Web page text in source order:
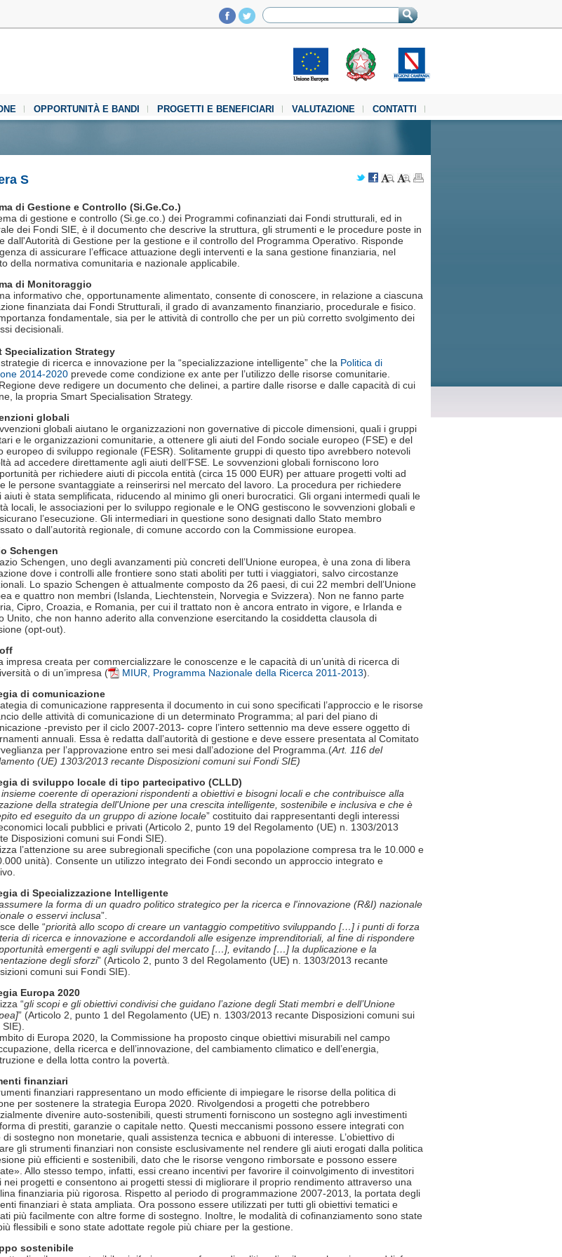
OPPORTUNITÀ E BANDI PROGETTI E BENEFICIARI VALUTAZIONE
CONTATTI
S
di Gestione e Controllo (Si.Ge.Co.)
di gestione e controllo (Si.ge.co.) dei Programmi cofinanziati dai Fondi strutturali, ed in
dei Fondi SIE, è il documento che descrive la struttura, gli strumenti e le procedure poste in
dall'Autorità di Gestione per la gestione e il controllo del Programma Operativo. Risponde
di assicurare l’efficace attuazione degli interventi e la sana gestione finanziaria, nel
della normativa comunitaria e nazionale applicabile.
di Monitoraggio
informativo che, opportunamente alimentato, consente di conoscere, in relazione a ciascuna
finanziata dai Fondi Strutturali, il grado di avanzamento finanziario, procedurale e fisico.
fondamentale, sia per le attività di controllo che per un più corretto svolgimento dei
decisionali.
Specialization Strategy
di ricerca e innovazione per la “specializzazione intelligente” che la Politica di
2014-2020 prevede come condizione ex ante per l’utilizzo delle risorse comunitarie.
deve redigere un documento che delinei, a partire dalle risorse e dalle capacità di cui
la propria Smart Specialisation Strategy.
globali
globali aiutano le organizzazioni non governative di piccole dimensioni, quali i gruppi
e le organizzazioni comunitarie, a ottenere gli aiuti del Fondo sociale europeo (FSE) e del
europeo di sviluppo regionale (FESR). Solitamente gruppi di questo tipo avrebbero notevoli
ad accedere direttamente agli aiuti dell’FSE. Le sovvenzioni globali forniscono loro
per richiedere aiuti di piccola entità (circa 15 000 EUR) per attuare progetti volti ad
le persone svantaggiate a reinserirsi nel mercato del lavoro. La procedura per richiedere
aiuti è stata semplificata, riducendo al minimo gli oneri burocratici. Gli organi intermedi quali le
locali, le associazioni per lo sviluppo regionale e le ONG gestiscono le sovvenzioni globali e
l’esecuzione. Gli intermediari in questione sono designati dallo Stato membro
o dall’autorità regionale, di comune accordo con la Commissione europea.
Schengen
Schengen, uno degli avanzamenti più concreti dell’Unione europea, è una zona di libera
dove i controlli alle frontiere sono stati aboliti per tutti i viaggiatori, salvo circostanze
Lo spazio Schengen è attualmente composto da 26 paesi, di cui 22 membri dell’Unione
e quattro non membri (Islanda, Liechtenstein, Norvegia e Svizzera). Non ne fanno parte
Cipro, Croazia, e Romania, per cui il trattato non è ancora entrato in vigore, e Irlanda e
Unito, che non hanno aderito alla convenzione esercitando la cosiddetta clausola di
(opt-out).
impresa creata per commercializzare le conoscenze e le capacità di un’unità di ricerca di
o di un’impresa (
MIUR, Programma Nazionale della Ricerca 2011-2013).
di comunicazione
di comunicazione rappresenta il documento in cui sono specificati l’approccio e le risorse
delle attività di comunicazione di un determinato Programma; al pari del piano di
-previsto per il ciclo 2007-2013- copre l’intero settennio ma deve essere oggetto di
annuali. Essa è redatta dall’autorità di gestione e deve essere presentata al Comitato
per l’approvazione entro sei mesi dall’adozione del Programma.(Art. 116 del
(UE) 1303/2013 recante Disposizioni comuni sui Fondi SIE)
di sviluppo locale di tipo partecipativo (CLLD)
coerente di operazioni rispondenti a obiettivi e bisogni locali e che contribuisce alla
della strategia dell'Unione per una crescita intelligente, sostenibile e inclusiva e che è
ed eseguito da un gruppo di azione locale” costituito dai rappresentanti degli interessi
locali pubblici e privati (Articolo 2, punto 19 del Regolamento (UE) n. 1303/2013
Disposizioni comuni sui Fondi SIE).
l’attenzione su aree subregionali specifiche (con una popolazione compresa tra le 10.000 e
unità). Consente un utilizzo integrato dei Fondi secondo un approccio integrato e
di Specializzazione Intelligente
la forma di un quadro politico strategico per la ricerca e l'innovazione (R&I) nazionale
o esservi inclusa”.
delle “priorità allo scopo di creare un vantaggio competitivo sviluppando […] i punti di forza
di ricerca e innovazione e accordandoli alle esigenze imprenditoriali, al fine di rispondere
emergenti e agli sviluppi del mercato […], evitando […] la duplicazione e la
degli sforzi” (Articolo 2, punto 3 del Regolamento (UE) n. 1303/2013 recante
comuni sui Fondi SIE).
Europa 2020
“gli scopi e gli obiettivi condivisi che guidano l’azione degli Stati membri e dell’Unione
” (Articolo 2, punto 1 del Regolamento (UE) n. 1303/2013 recante Disposizioni comuni sui
di Europa 2020, la Commissione ha proposto cinque obiettivi misurabili nel campo
della ricerca e dell’innovazione, del cambiamento climatico e dell’energia,
e della lotta contro la povertà.
finanziari
finanziari rappresentano un modo efficiente di impiegare le risorse della politica di
per sostenere la strategia Europa 2020. Rivolgendosi a progetti che potrebbero
divenire auto-sostenibili, questi strumenti forniscono un sostegno agli investimenti
di prestiti, garanzie o capitale netto. Questi meccanismi possono essere integrati con
di sostegno non monetarie, quali assistenza tecnica e abbuoni di interesse. L’obiettivo di
gli strumenti finanziari non consiste esclusivamente nel rendere gli aiuti erogati dalla politica
più efficienti e sostenibili, dato che le risorse vengono rimborsate e possono essere
Allo stesso tempo, infatti, essi creano incentivi per favorire il coinvolgimento di investitori
nei progetti e consentono ai progetti stessi di migliorare il proprio rendimento attraverso una
finanziaria più rigorosa. Rispetto al periodo di programmazione 2007-2013, la portata degli
finanziari è stata ampliata. Ora possono essere utilizzati per tutti gli obiettivi tematici e
più facilmente con altre forme di sostegno. Inoltre, le modalità di cofinanziamento sono state
flessibili e sono state adottate regole più chiare per la gestione.
sostenibile